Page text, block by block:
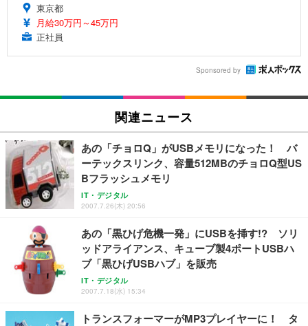
東京都
月給30万円～45万円
正社員
Sponsored by
関連ニュース
あの「チョロQ」がUSBメモリになった！ バ
ーテックスリンク、容量512MBのチョロQ型US
Bフラッシュメモリ
IT・デジタル
2007.7.26(木) 20:56
あの「黒ひげ危機一発」にUSBを挿す!? ソリ
ッドアライアンス、キューブ製4ポートUSBハ
ブ「黒ひげUSBハブ」を販売
IT・デジタル
2007.7.18(水) 15:34
トランスフォーマーがMP3プレイヤーに！ タ